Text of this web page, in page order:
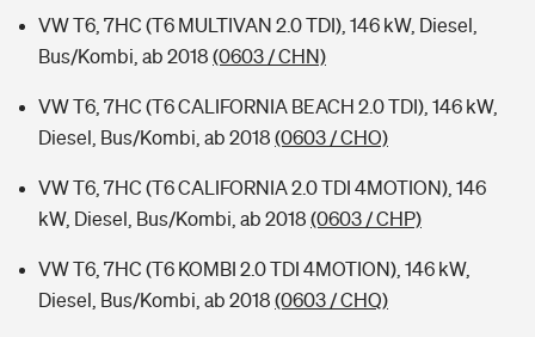
VW T6, 7HC (T6 MULTIVAN 2.0 TDI), 146 kW, Diesel,
Bus/Kombi, ab 2018 (0603 / CHN)
VW T6, 7HC (T6 CALIFORNIA BEACH 2.0 TDI), 146 kW,
Diesel, Bus/Kombi, ab 2018 (0603 / CHO)
VW T6, 7HC (T6 CALIFORNIA 2.0 TDI 4MOTION), 146
kW, Diesel, Bus/Kombi, ab 2018 (0603 / CHP)
VW T6, 7HC (T6 KOMBI 2.0 TDI 4MOTION), 146 kW,
Diesel, Bus/Kombi, ab 2018 (0603 / CHQ)